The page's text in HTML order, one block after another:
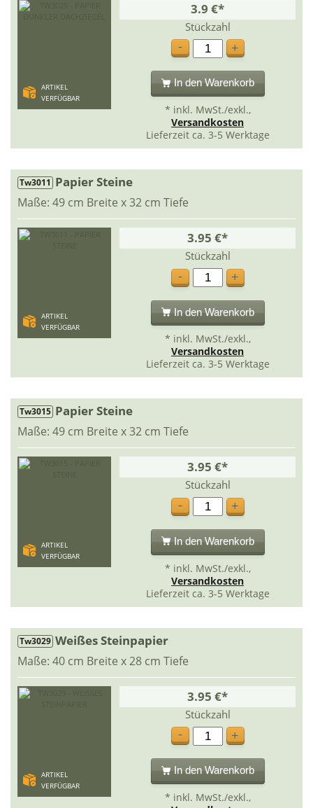
ARTIKEL
VERFÜGBAR
3.9 €*
Stückzahl
-
+
In den Warenkorb
* inkl. MwSt./exkl.,
Versandkosten
Lieferzeit ca. 3-5 Werktage
Tw3011 Papier Steine
Maße: 49 cm Breite x 32 cm Tiefe
ARTIKEL
VERFÜGBAR
3.95 €*
Stückzahl
-
+
In den Warenkorb
* inkl. MwSt./exkl.,
Versandkosten
Lieferzeit ca. 3-5 Werktage
Tw3015 Papier Steine
Maße: 49 cm Breite x 32 cm Tiefe
ARTIKEL
VERFÜGBAR
3.95 €*
Stückzahl
-
+
In den Warenkorb
* inkl. MwSt./exkl.,
Versandkosten
Lieferzeit ca. 3-5 Werktage
Tw3029 Weißes Steinpapier
Maße: 40 cm Breite x 28 cm Tiefe
ARTIKEL
VERFÜGBAR
3.95 €*
Stückzahl
-
+
In den Warenkorb
* inkl. MwSt./exkl.,